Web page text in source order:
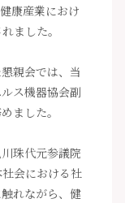
康産業におけ
ました。
親会では、当
ス機器協会副
ました。
珠代元参議院
会における社
れながら、健